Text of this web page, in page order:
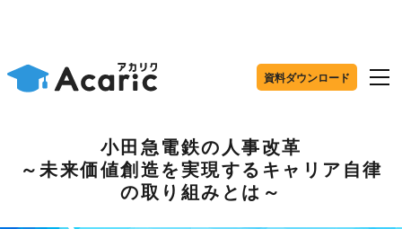
資料ダウンロード
小田急電鉄の人事改革
～未来価値創造を実現するキャリア自律
の取り組みとは～